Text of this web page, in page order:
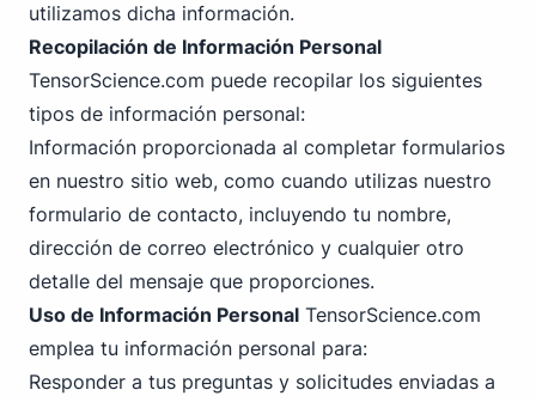
utilizamos dicha información.
Recopilación de Información Personal
TensorScience.com puede recopilar los siguientes
tipos de información personal:
Información proporcionada al completar formularios
en nuestro sitio web, como cuando utilizas nuestro
formulario de contacto, incluyendo tu nombre,
dirección de correo electrónico y cualquier otro
detalle del mensaje que proporciones.
Uso de Información Personal TensorScience.com
emplea tu información personal para:
Responder a tus preguntas y solicitudes enviadas a